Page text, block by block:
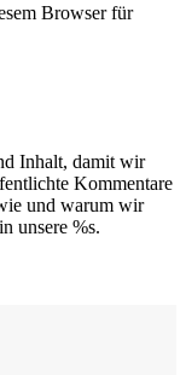
Browser für
Inhalt, damit wir
Kommentare
und warum wir
unsere %s.